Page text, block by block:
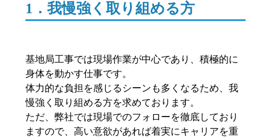
1．我慢強く取り組める方
基地局工事では現場作業が中心であり、積極的に
身体を動かす仕事です。
体力的な負担を感じるシーンも多くなるため、我
慢強く取り組める方を求めております。
ただ、弊社では現場でのフォローを徹底しており
ますので、高い意欲があれば着実にキャリアを重